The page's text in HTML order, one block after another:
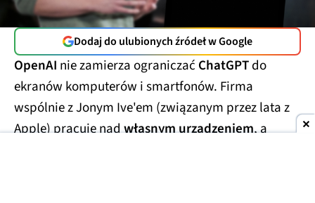
Dodaj do ulubionych źródeł w Google
OpenAI nie zamierza ograniczać ChatGPTdo
ekranów komputerów i smartfonów. Firma
wspólnie z Jonym Ive'em (związanym przez lata z
Apple) pracuje nadwłasnym urządzeniem, a